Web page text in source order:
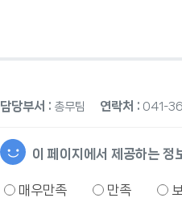
담당부서 : 총무팀 연락처 : 041-
이 페이지에서 제공하는 정
매우만족 만족